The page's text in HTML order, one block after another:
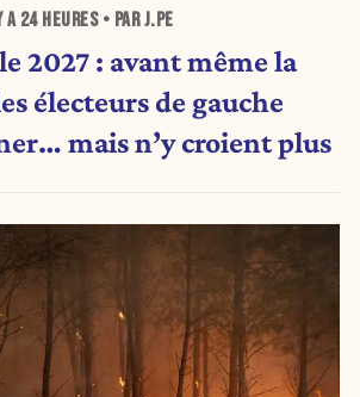
A24 HEURES• PAR J.PE
2027 : avant même la
électeurs de gauche
mais n’y croient plus